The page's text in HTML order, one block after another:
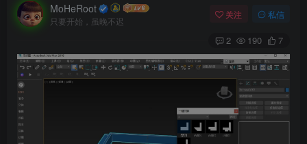
MoHeRoot
只要开始，虽晚不迟
关注 私信
2 190 7